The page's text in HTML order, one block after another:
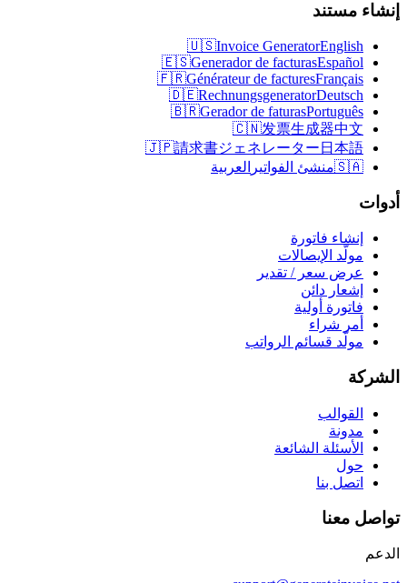
إنشاء مستند
🇺🇸Invoice GeneratorEnglish
🇪🇸Generador de facturasEspañol
🇫🇷Générateur de facturesFrançais
🇩🇪RechnungsgeneratorDeutsch
🇧🇷Gerador de faturasPortuguês
🇨🇳发票生成器中文
🇯🇵請求書ジェネレーター 日本語
🇸🇦منشئ الفواتير العربية
أدوات
إنشاء فاتورة
مولّد الإيصالات
عرض سعر / تقدير
إشعار دائن
فاتورة أولية
أمر شراء
مولّد قسائم الرواتب
الشركة
القوالب
مدونة
الأسئلة الشائعة
حول
اتصل بنا
تواصل معنا
الدعم